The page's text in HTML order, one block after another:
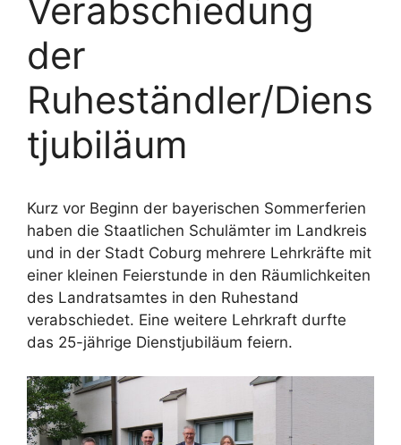
Verabschiedung
der
Ruheständler/Diens
tjubiläum
Kurz vor Beginn der bayerischen Sommerferien
haben die Staatlichen Schulämter im Landkreis
und in der Stadt Coburg mehrere Lehrkräfte mit
einer kleinen Feierstunde in den Räumlichkeiten
des Landratsamtes in den Ruhestand
verabschiedet. Eine weitere Lehrkraft durfte
das 25-jährige Dienstjubiläum feiern.